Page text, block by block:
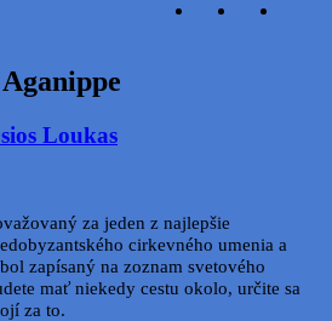
Aganippe
Loukas
za jeden z najlepšie
cirkevného umenia a
zapísaný na zoznam svetového
mať niekedy cestu okolo, určite sa
za to.